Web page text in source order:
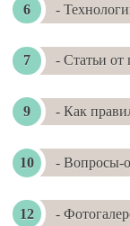
-
- Статьи от
- Как
- Вопросы-
-